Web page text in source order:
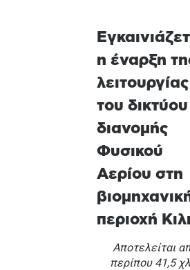
η έναρξη
λειτουργίας
του δικτύου
διανομής
Φυσικού
Αερίου στη
περιοχή
Αποτελείται
περίπου 41,5